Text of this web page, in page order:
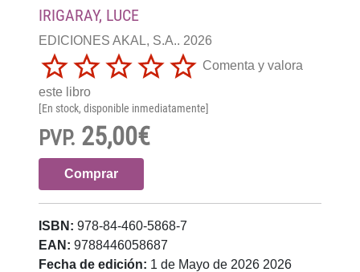
IRIGARAY, LUCE
EDICIONES AKAL, S.A.. 2026
Comenta y valora
este libro
[En stock, disponible inmediatamente]
PVP. 25,00€
Comprar
ISBN: 978-84-460-5868-7
EAN: 9788446058687
Fecha de edición: 1 de Mayo de 2026 2026